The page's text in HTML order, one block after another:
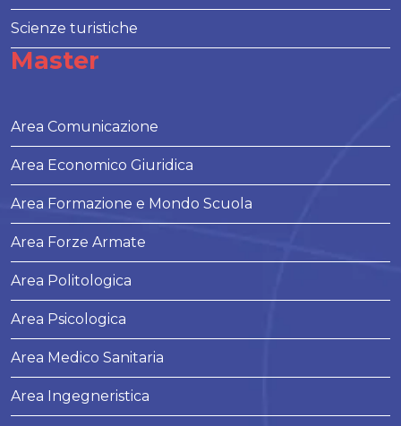
Scienze turistiche
Master
Area Comunicazione
Area Economico Giuridica
Area Formazione e Mondo Scuola
Area Forze Armate
Area Politologica
Area Psicologica
Area Medico Sanitaria
Area Ingegneristica